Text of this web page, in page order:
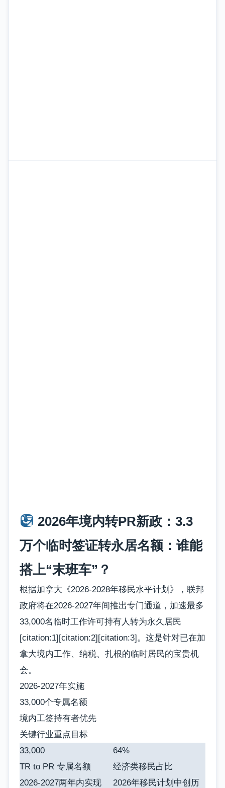
2026年境内转PR新政：3.3
万个临时签证转永居名额：谁能
搭上“末班车”？
根据加拿大《2026-2028年移民水平计划》，联邦
政府将在2026-2027年间推出专门通道，加速最多
33,000名临时工作许可持有人转为永久居民
[citation:1][citation:2][citation:3]。这是针对已在加
拿大境内工作、纳税、扎根的临时居民的宝贵机
会。
2026-2027年实施
33,000个专属名额
境内工签持有者优先
关键行业重点目标
33,000
TR to PR 专属名额
2026-2027两年内实现
64%
经济类移民占比
2026年移民计划中创历